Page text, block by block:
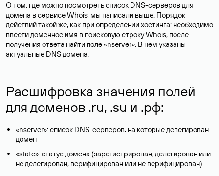
О том, где можно посмотреть список DNS-серверов для
домена в сервисе Whois, мы написали выше. Порядок
действий такой же, как при определении хостинга: необходимо
ввести доменное имя в поисковую строку Whois, после
получения ответа найти поле «nserver». В нем указаны
актуальные DNS домена.
Расшифровка значения полей
для доменов .ru, .su и .рф:
«nserver»: список DNS-серверов, на которые делегирован
домен
«state»: статус домена (зарегистрирован, делегирован или
не делегирован, верифицирован или не верифицирован)